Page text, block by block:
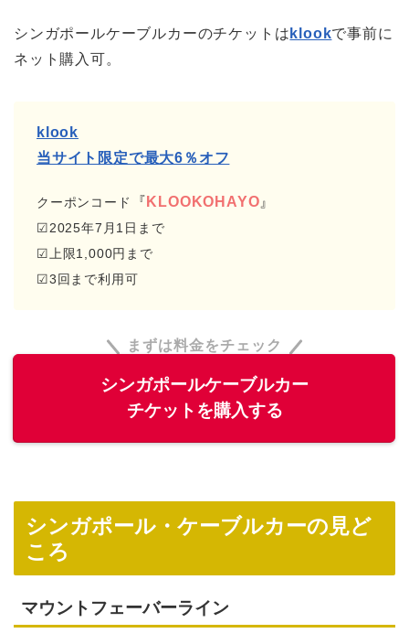
シンガポールケーブルカーのチケットは klookで事前に
ネット購入可。
klook
当サイト限定で最大6％オフ
クーポンコード 『 KLOOKOHAYO 』
☑2025年7月1日まで
☑上限1,000円まで
☑3回まで利用可
まずは料金をチェック
シンガポールケーブルカー
チケットを購入する
シンガポール・ケーブルカーの見ど
ころ
マウントフェーバーライン